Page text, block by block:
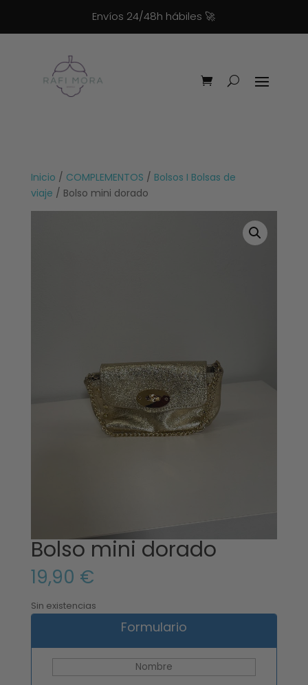
Envíos 24/48h hábiles 🚀
Inicio / COMPLEMENTOS / Bolsos I Bolsas de
viaje / Bolso mini dorado
Bolso mini dorado
19,90 €
Sin existencias
Formulario